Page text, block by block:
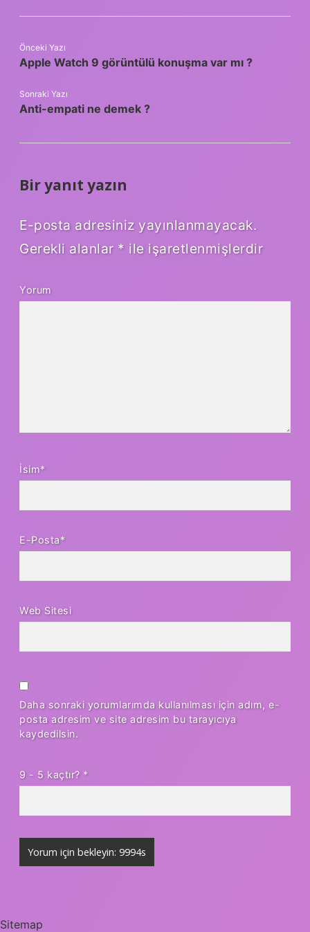
Önceki Yazı
Apple Watch 9 görüntülü konuşma var mı ?
Sonraki Yazı
Anti-empati ne demek ?
Bir yanıt yazın
E-posta adresiniz yayınlanmayacak.
Gerekli alanlar * ile işaretlenmişlerdir
Yorum
İsim*
E-Posta*
Web Sitesi
Daha sonraki yorumlarımda kullanılması için adım, e-
posta adresim ve site adresim bu tarayıcıya
kaydedilsin.
9 - 5 kaçtır? *
Sitemap